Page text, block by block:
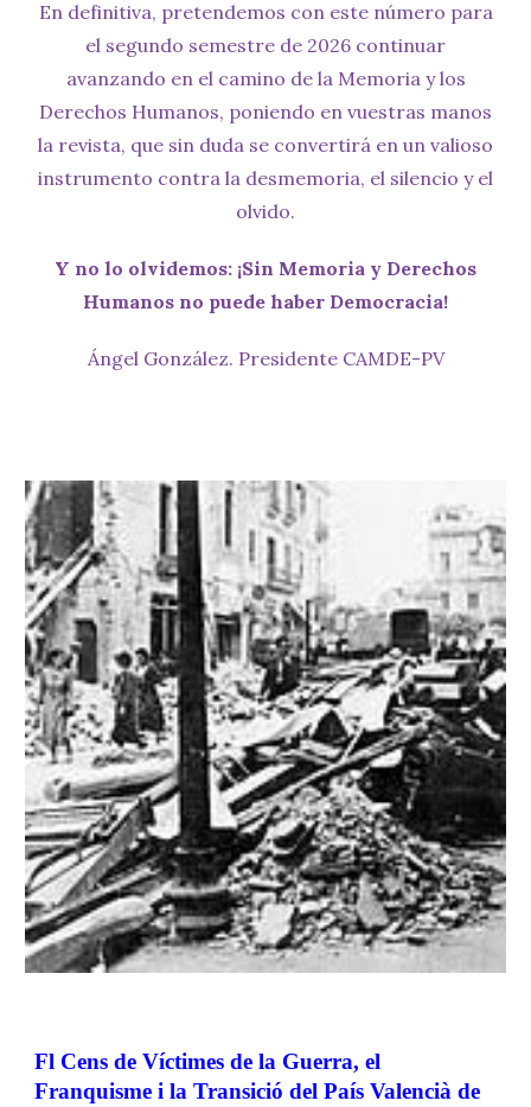
En definitiva, pretendemos con este número para
el segundo semestre de 2026 continuar
avanzando en el camino de la Memoria y los
Derechos Humanos, poniendo en vuestras manos
la revista, que sin duda se convertirá en un valioso
instrumento contra la desmemoria, el silencio y el
olvido.
Y no lo olvidemos: ¡Sin Memoria y Derechos
Humanos no puede haber Democracia!
Ángel González. Presidente CAMDE-PV
Fl Cens de Víctimes de la Guerra, el
Franquisme i la Transició del País Valencià de